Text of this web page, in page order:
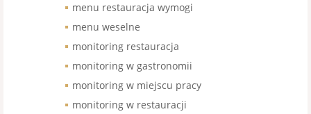
menu restauracja wymogi
menu weselne
monitoring restauracja
monitoring w gastronomii
monitoring w miejscu pracy
monitoring w restauracji